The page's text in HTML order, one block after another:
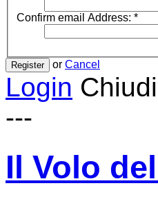
Confirm email Address: *
Register or Cancel
Login Chiudi
---
Il Volo